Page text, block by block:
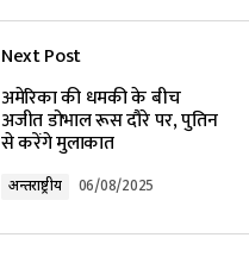
*
Next Post
अमेरिका की धमकी के बीच
अजीत डोभाल रूस दौरे पर, पुतिन
से करेंगे मुलाकात
अन्तर्राष्ट्रीय 06/08/2025